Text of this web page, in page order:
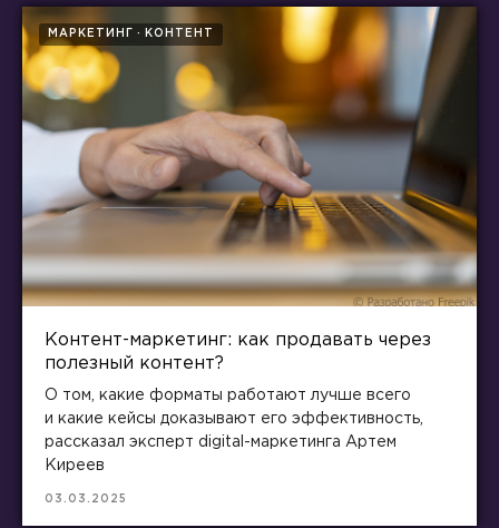
МАРКЕТИНГ КОНТЕНТ
Контент-маркетинг: как продавать через
полезный контент?
О том, какие форматы работают лучше всего
и какие кейсы доказывают его эффективность,
рассказал эксперт digital-маркетинга Артем
Киреев
03.03.2025